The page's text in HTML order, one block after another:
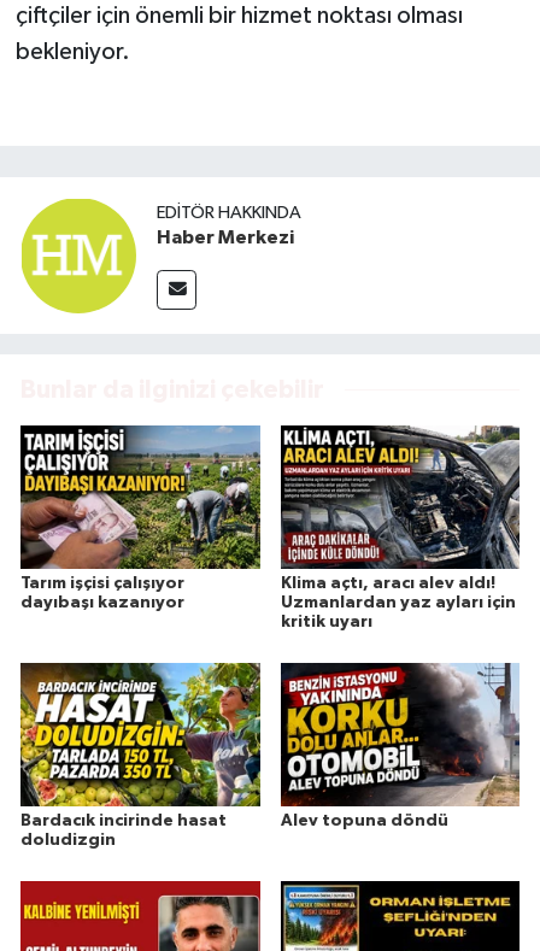
çiftçiler için önemli bir hizmet noktası olması
bekleniyor.
EDITÖR HAKKINDA
Haber Merkezi
Tarım işçisi çalışıyor
dayıbaşı kazanıyor
Klima açtı, aracı alev aldı!
Uzmanlardan yaz ayları için
kritik uyarı
Bardacık incirinde hasat
doludizgin
Alev topuna döndü